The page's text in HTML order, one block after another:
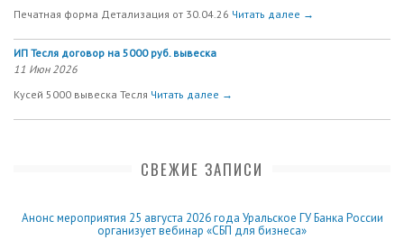
Печатная форма Детализация от 30.04.26 Читать далее →
ИП Тесля договор на 5000 руб. вывеска
11 Июн 2026
Кусей 5000 вывеска Тесля Читать далее →
СВЕЖИЕ ЗАПИСИ
Анонс мероприятия 25 августа 2026 года Уральское ГУ Банка России
организует вебинар «СБП для бизнеса»